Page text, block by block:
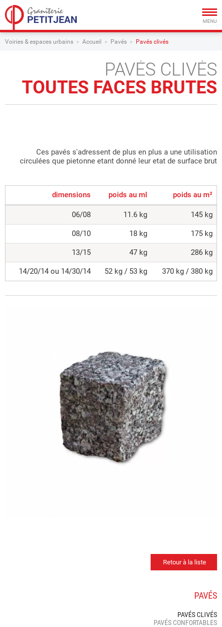
MENU
Voiries & espaces urbains Accueil Pavés Pavés clivés
PAVÉS CLIVÉS
TOUTES FACES BRUTES
Ces pavés s'adressent de plus en plus a une utilisation
circulées que pietonne etant donné leur etat de surface brut
dimensions poids au ml poids au m²
06/08 11.6 kg 145 kg
08/10 18 kg 175 kg
13/15 47 kg 286 kg
14/20/14 ou 14/30/14 52 kg / 53 kg 370 kg / 380 kg
Retour à la liste
PAVÉS
PAVÉS CLIVÉS
PAVÉS CONFORTABLES